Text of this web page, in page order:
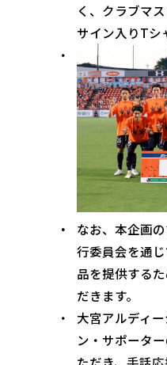
く、クラブマ
サイン入りTシ
なお、本企画
行委員会を通
品を提供する
だきます。
大宮アルディ
ン・サポータ